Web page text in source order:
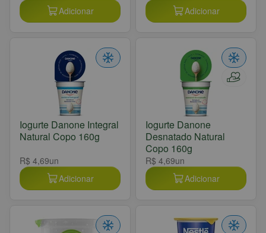
Adicionar
Adicionar
Iogurte Danone Integral
Natural Copo 160g
R$ 4,69un
Adicionar
Iogurte Danone
Desnatado Natural
Copo 160g
R$ 4,69un
Adicionar